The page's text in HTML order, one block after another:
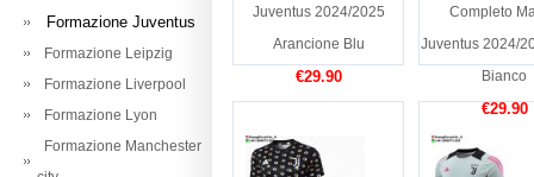
Formazione Juventus
Formazione Leipzig
Formazione Liverpool
Formazione Lyon
Formazione Manchester
Juventus 2024/2025
Arancione Blu
€29.90
Completo
Juventus 2024/
Bianco
€29.90